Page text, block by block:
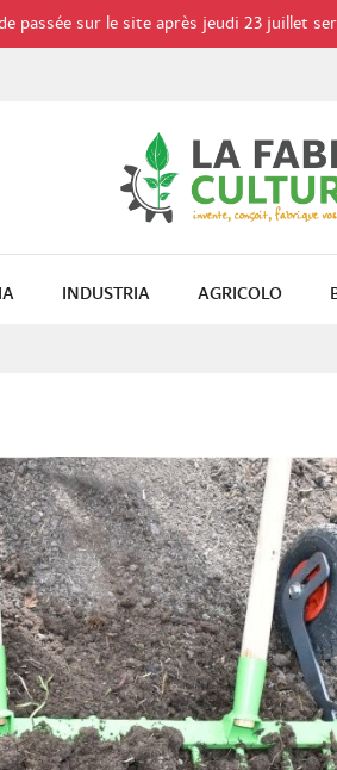
passée sur le site après jeudi 23 juillet
INDUSTRIA AGRICOLO